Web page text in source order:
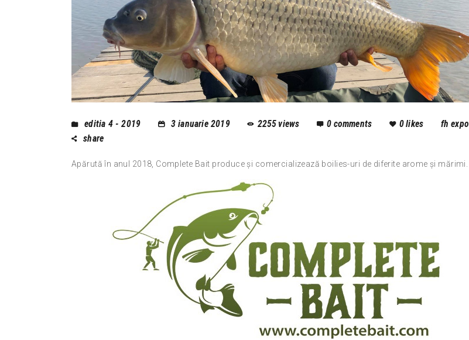
editia 4 - 2019 3 ianuarie 2019 2255views 0 comments 0likes
fh expo
share
Apărută în anul 2018, Complete Bait produce şi comercializează boilies-uri de diferite arome și mărimi.